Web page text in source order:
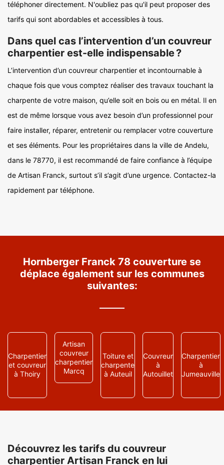
téléphoner directement. N'oubliez pas qu'il peut proposer des
tarifs qui sont abordables et accessibles à tous.
Dans quel cas l’intervention d’un couvreur
charpentier est-elle indispensable ?
L’intervention d’un couvreur charpentier et incontournable à
chaque fois que vous comptez réaliser des travaux touchant la
charpente de votre maison, qu’elle soit en bois ou en métal. Il en
est de même lorsque vous avez besoin d’un professionnel pour
faire installer, réparer, entretenir ou remplacer votre couverture
et ses éléments. Pour les propriétaires dans la ville de Andelu,
dans le 78770, il est recommandé de faire confiance à l’équipe
de Artisan Franck, surtout s’il s’agit d’une urgence. Contactez-la
rapidement par téléphone.
Hornberger Franck 78 couverture se
déplace également sur les communes
suivantes:
Charpentier
et couvreur
à Thoiry
Artisan
couvreur
charpentier
Marcq
Toiture et
charpente
à Auteuil
Couvreur
à
Autouillet
Charpentier
à
Jumeauville
Découvrez les tarifs du couvreur
charpentier Artisan Franck en lui